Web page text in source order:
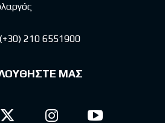
(+30) 210 6551900
ΜΑΣ